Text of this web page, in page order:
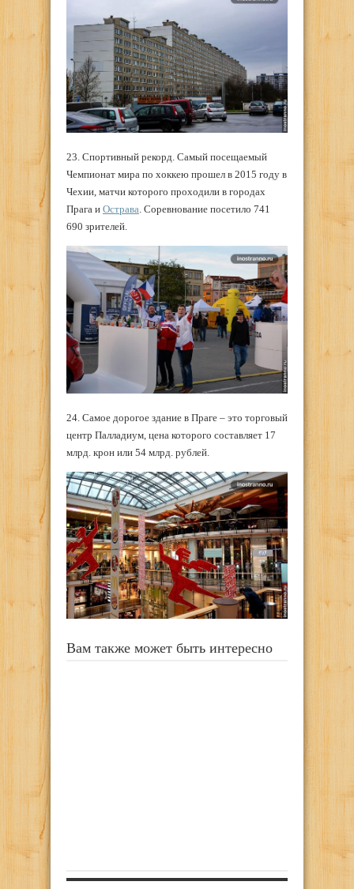
23. Спортивный рекорд. Самый посещаемый
Чемпионат мира по хоккею прошел в 2015 году в
Чехии, матчи которого проходили в городах
Прага и Острава. Соревнование посетило 741
690 зрителей.
24. Самое дорогое здание в Праге – это торговый
центр Палладиум, цена которого составляет 17
млрд. крон или 54 млрд. рублей.
Вам также может быть интересно